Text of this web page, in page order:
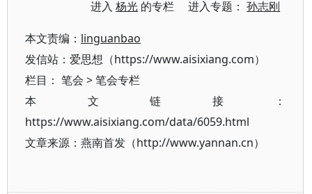
进入杨光 的专栏 进入专题：孙志刚
本文责编： linguanbao
发信站：爱思想（https://www.aisixiang.com）
栏目： 笔会 >笔会专栏
本文链接：
https://www.aisixiang.com/data/6059.html
文章来源：燕南首发（http://www.yannan.cn）